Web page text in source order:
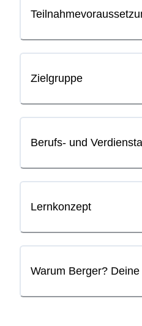
Zielgruppe
Berufs- und
Lernkonzept
Warum Berger?